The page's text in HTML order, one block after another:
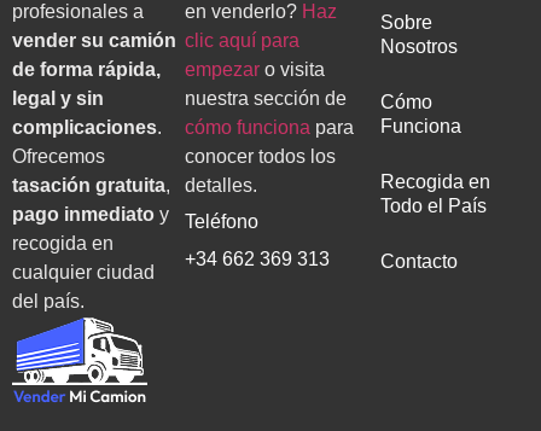
profesionales a
vender su camión
de forma rápida,
legal y sin
complicaciones.
Ofrecemos
tasación gratuita,
pago inmediato y
recogida en
cualquier ciudad
del país.
en venderlo? Haz
clic aquí para
empezaro visita
nuestra sección de
cómo funciona para
conocer todos los
detalles.
Teléfono
+34 662 369 313
Sobre
Nosotros
Cómo
Funciona
Recogida en
Todo el País
Contacto